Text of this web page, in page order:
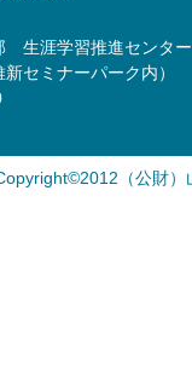
生涯学習推進センター
セミナーパーク内）
（公財）